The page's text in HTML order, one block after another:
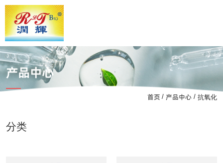
产品中心
首页 / 产品中心 / 抗氧化
分类